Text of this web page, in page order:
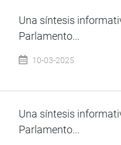
Una síntesis
Parlamento...
10-03-2025
Una síntesis
Parlamento...